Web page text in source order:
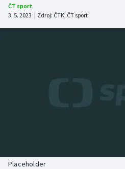
Atletika
Biatlon
Aplikace ČT sport
ČT sport
3. 5. 2023 | Zdroj: ČTK, ČT sport
Placeholder